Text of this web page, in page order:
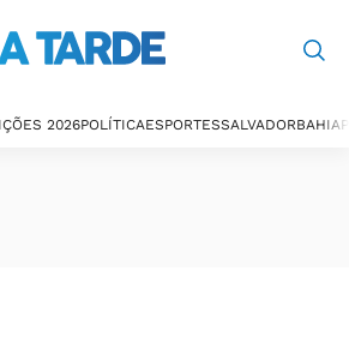
2026POLÍTICAESPORTESSALVADORBAHIA